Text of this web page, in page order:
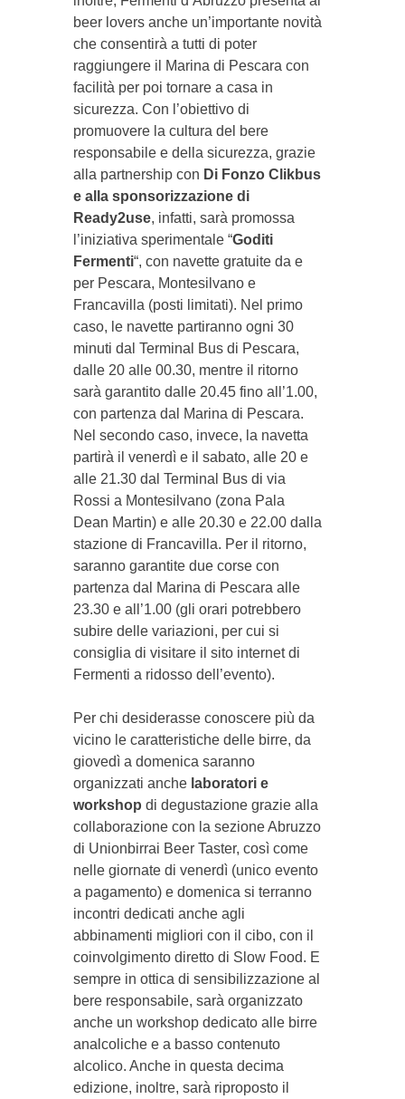
beer lovers anche un’importante novità
che consentirà a tutti di poter
raggiungere il Marina di Pescara con
facilità per poi tornare a casa in
sicurezza. Con l’obiettivo di
promuovere la cultura del bere
responsabile e della sicurezza, grazie
alla partnership con Di Fonzo Clikbus
e alla sponsorizzazione di
Ready2use, infatti, sarà promossa
l’iniziativa sperimentale “Goditi
Fermenti“, con navette gratuite da e
per Pescara, Montesilvano e
Francavilla (posti limitati). Nel primo
caso, le navette partiranno ogni 30
minuti dal Terminal Bus di Pescara,
dalle 20 alle 00.30, mentre il ritorno
sarà garantito dalle 20.45 fino all’1.00,
con partenza dal Marina di Pescara.
Nel secondo caso, invece, la navetta
partirà il venerdì e il sabato, alle 20 e
alle 21.30 dal Terminal Bus di via
Rossi a Montesilvano (zona Pala
Dean Martin) e alle 20.30 e 22.00 dalla
stazione di Francavilla. Per il ritorno,
saranno garantite due corse con
partenza dal Marina di Pescara alle
23.30 e all’1.00 (gli orari potrebbero
subire delle variazioni, per cui si
consiglia di visitare il sito internet di
Fermenti a ridosso dell’evento).
Per chi desiderasse conoscere più da
vicino le caratteristiche delle birre, da
giovedì a domenica saranno
organizzati anche laboratori e
workshop di degustazione grazie alla
collaborazione con la sezione Abruzzo
di Unionbirrai Beer Taster, così come
nelle giornate di venerdì (unico evento
a pagamento) e domenica si terranno
incontri dedicati anche agli
abbinamenti migliori con il cibo, con il
coinvolgimento diretto di Slow Food. E
sempre in ottica di sensibilizzazione al
bere responsabile, sarà organizzato
anche un workshop dedicato alle birre
analcoliche e a basso contenuto
alcolico. Anche in questa decima
edizione, inoltre, sarà riproposto il